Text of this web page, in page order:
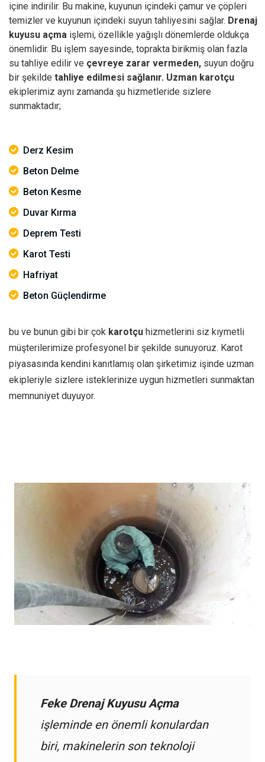
içine indirilir. Bu makine, kuyunun içindeki çamur ve çöpleri
temizler ve kuyunun içindeki suyun tahliyesini sağlar. Drenaj
kuyusu açma işlemi, özellikle yağışlı dönemlerde oldukça
önemlidir. Bu işlem sayesinde, toprakta birikmiş olan fazla
su tahliye edilir ve çevreye zarar vermeden, suyun doğru
bir şekilde tahliye edilmesi sağlanır. Uzman karotçu
ekiplerimiz aynı zamanda şu hizmetleride sizlere
sunmaktadır;
Derz Kesim
Beton Delme
Beton Kesme
Duvar Kırma
Deprem Testi
Karot Testi
Hafriyat
Beton Güçlendirme
bu ve bunun gibi bir çok karotçu hizmetlerini siz kıymetli
müşterilerimize profesyonel bir şekilde sunuyoruz. Karot
piyasasında kendini kanıtlamış olan şirketimiz işinde uzman
ekipleriyle sizlere isteklerinize uygun hizmetleri sunmaktan
memnuniyet duyuyor.
Feke Drenaj Kuyusu Açma
işleminde en önemli konulardan
biri, makinelerin son teknoloji